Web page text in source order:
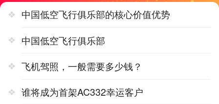
中国低空飞行俱乐部的核心价值优势
中国低空飞行俱乐部
飞机驾照，一般需要多少钱？
谁将成为首架AC332幸运客户